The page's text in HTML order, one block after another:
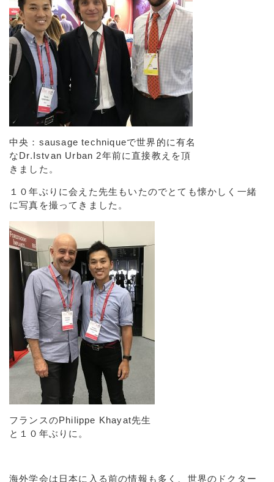
中央：sausage techniqueで世界的に有名
なDr.Istvan Urban 2年前に直接教えを頂
きました。
１０年ぶりに会えた先生もいたのでとても懐かしく一緒
に写真を撮ってきました。
フランスのPhilippe Khayat先生
と１０年ぶりに。
海外学会は日本に入る前の情報も多く、世界のドクター